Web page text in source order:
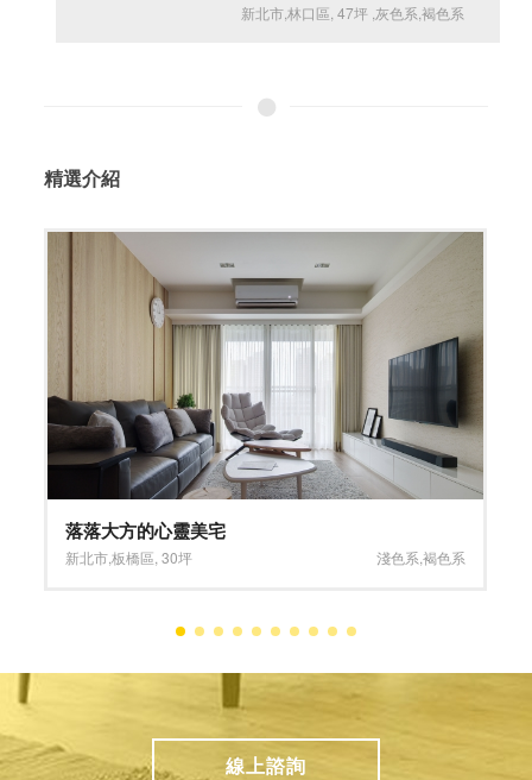
新北市,林口區 47坪, 灰色系 褐色系
精選介紹
鼎運旅遊集團
台北市,中山區 ,147坪 大坪數,深淺混搭系
線上諮詢